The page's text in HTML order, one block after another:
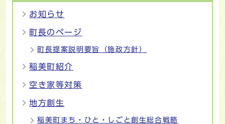
お知らせ
町長のページ
町長提案説明要旨（施政方針）
稲美町紹介
空き家等対策
地方創生
稲美町まち・ひと・しごと創生総合戦略